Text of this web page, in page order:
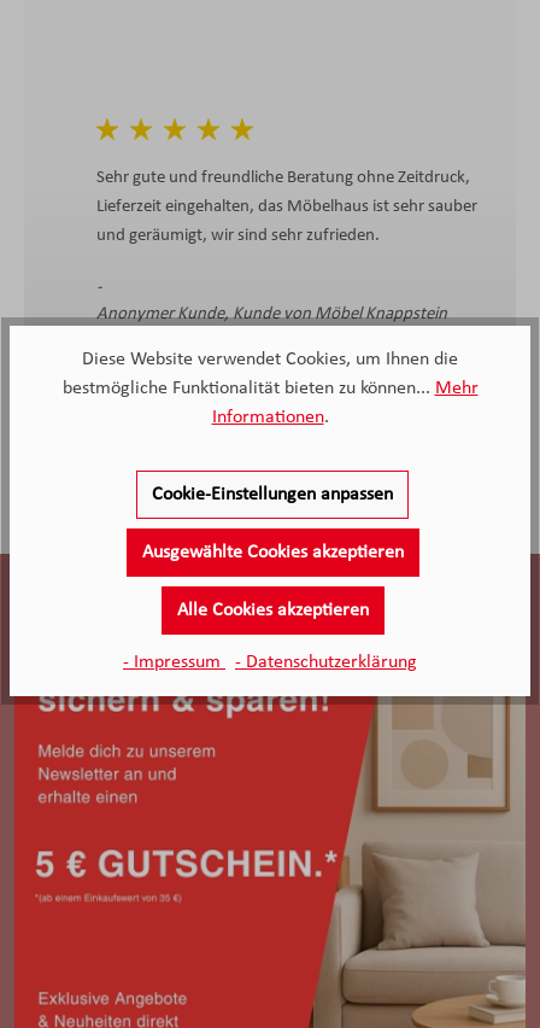
Sehr gute und freundliche Beratung ohne Zeitdruck,
Lieferzeit eingehalten, das Möbelhaus ist sehr sauber
und geräumigt, wir sind sehr zufrieden.
Anonymer Kunde, Kunde von Möbel Knappstein
Diese Website verwendet Cookies, um Ihnen die
bestmögliche Funktionalität bieten zu können... Mehr
Informationen.
Cookie-Einstellungen anpassen
Ausgewählte Cookies akzeptieren
Alle Cookies akzeptieren
- Impressum - Datenschutzerklärung